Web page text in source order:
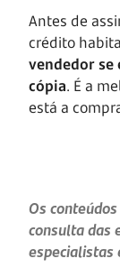
Antes de
crédito
vendedor se
cópia. É a
está a
Os
consulta das
especialistas